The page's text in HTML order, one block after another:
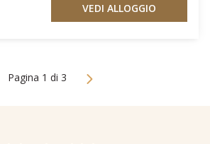
VEDI ALLOGGIO
Pagina 1 di 3